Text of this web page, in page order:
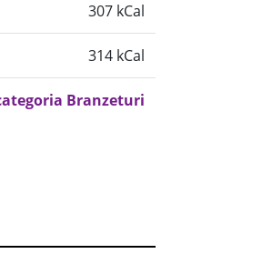
307 kCal
314 kCal
Branzeturi